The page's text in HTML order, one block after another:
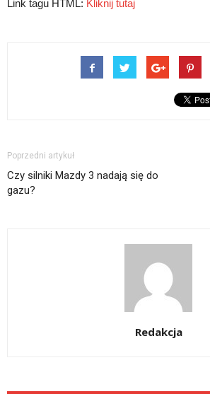
Link tagu HTML: Kliknij tutaj
Poprzedni artykuł
Czy silniki Mazdy 3 nadają się do
gazu?
Redakcja